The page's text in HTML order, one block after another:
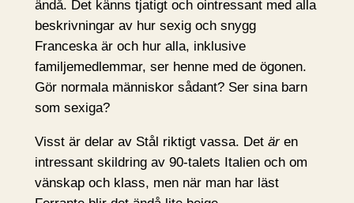
ändå. Det känns tjatigt och ointressant med alla
beskrivningar av hur sexig och snygg
Franceska är och hur alla, inklusive
familjemedlemmar, ser henne med de ögonen.
Gör normala människor sådant? Ser sina barn
som sexiga?
Visst är delar av Stål riktigt vassa. Det ären
intressant skildring av 90-talets Italien och om
vänskap och klass, men när man har läst